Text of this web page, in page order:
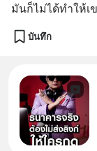
มันก็ไม่ได้ทำให้
บันทึก